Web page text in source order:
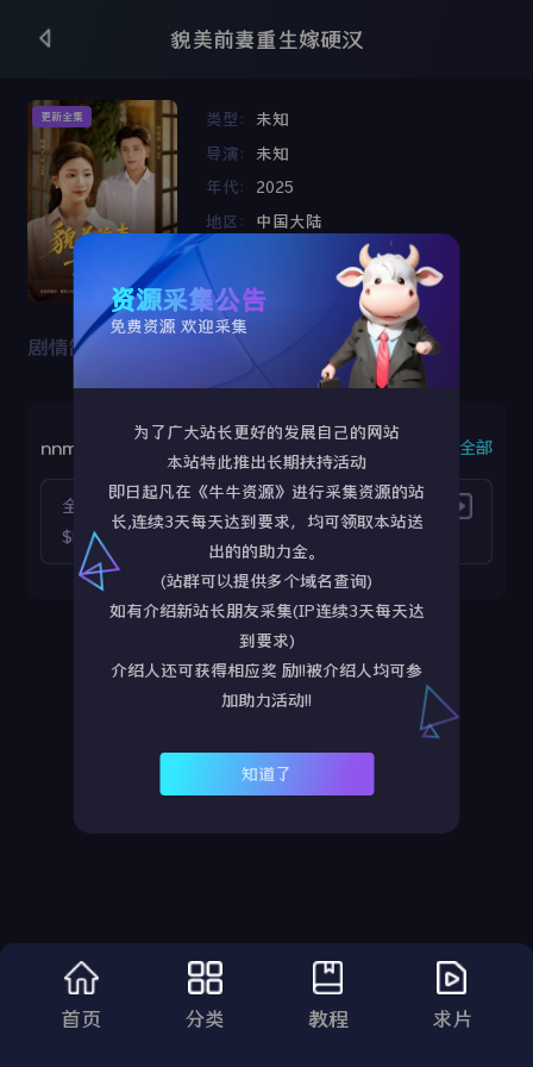
貌美前妻重生嫁硬汉
更新全集 类型： 未知
导演： 未知
年代： 2025
地区： 中国大陆
更新时间： 2025-08-13 18:08:13
剧情简介：
nnm3u8 复制全部
全集
资源采集公告
免费资源 欢迎采集
为了广大站长更好的发展自己的网站
本站特此推出长期扶持活动
即日起凡在《牛牛资源》进行采集资源的站
长,连续3天每天达到要求，均可领取本站送
出的的助力金。
(站群可以提供多个域名查询)
如有介绍新站长朋友采集(IP连续3天每天达
到要求)
介绍人还可获得相应奖 励!!被介绍人均可参
加助力活动!!
知道了
首页 分类 教程 求片